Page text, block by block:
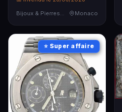
Monaco
⭐ Super affaire